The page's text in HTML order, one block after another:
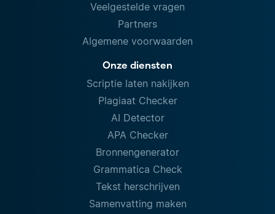
Veelgestelde vragen
Partners
Algemene voorwaarden
Onze diensten
Scriptie laten nakijken
Plagiaat Checker
AI Detector
APA Checker
Bronnengenerator
Grammatica Check
Tekst herschrijven
Samenvatting maken